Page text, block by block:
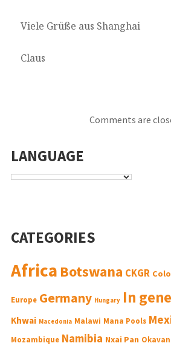
Viele Grüße aus Shanghai
Claus
Comments are
LANGUAGE
CATEGORIES
Africa Botswana CKGR
Europe Germany Hungary In
Khwai Macedonia Malawi Mana Pools
Mozambique Namibia Nxai Pan